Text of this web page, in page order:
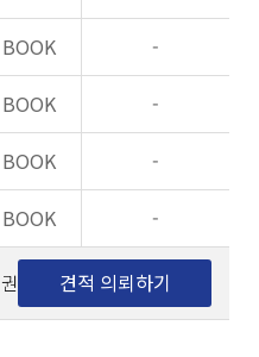
BOOK -
BOOK -
BOOK -
BOOK -
권 견적 의뢰하기